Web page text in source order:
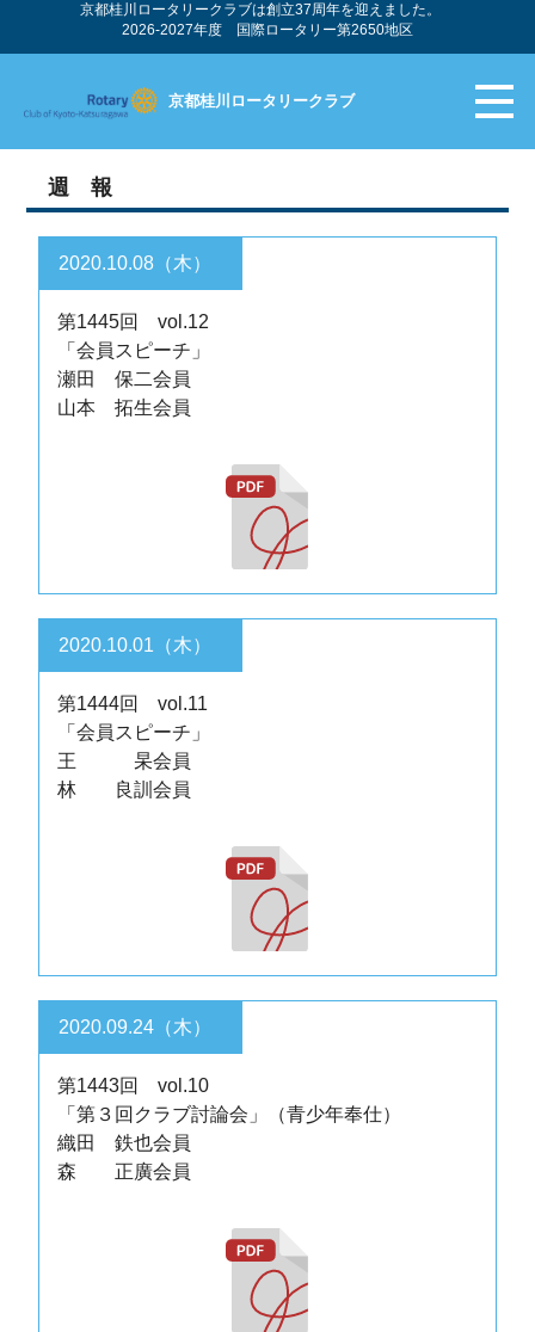
京都桂川ロータリークラブは創立37周年を迎えました。
2026-2027年度 国際ロータリー第2650地区
京都桂川ロータリークラブ
週 報
2020.10.08（木）
第1445回 vol.12
「会員スピーチ」
瀬田 保二会員
山本 拓生会員
2020.10.01（木）
第1444回 vol.11
「会員スピーチ」
王 杲会員
林 良訓会員
2020.09.24（木）
第1443回 vol.10
「第３回クラブ討論会」（青少年奉仕）
織田 鉄也会員
森 正廣会員